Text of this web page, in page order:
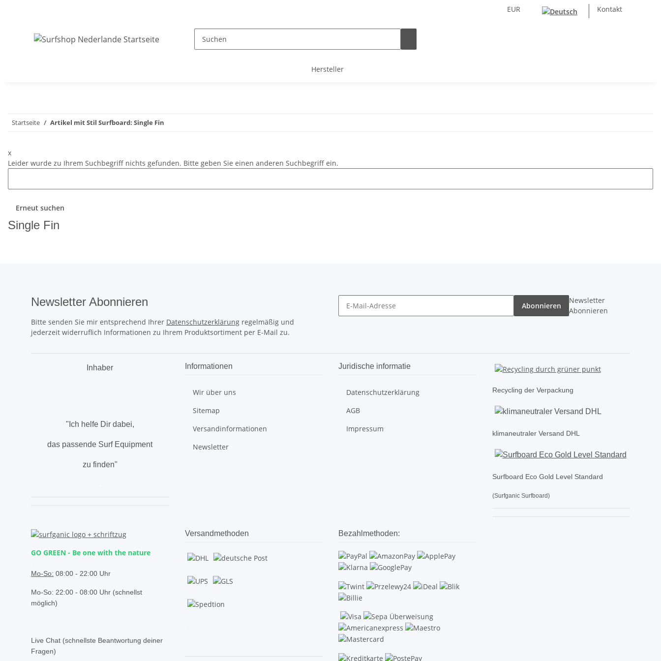
EUR Kontakt
Hersteller
Startseite Artikel mit Stil Surfboard: Single Fin
x
Leider wurde zu Ihrem Suchbegriff nichts gefunden. Bitte geben Sie einen anderen Suchbegriff ein.
Erneut suchen
Single Fin
Newsletter Abonnieren
Bitte senden Sie mir entsprechend Ihrer Datenschutzerklärung regelmäßig und
jederzeit widerruflich Informationen zu Ihrem Produktsortiment per E-Mail zu.
Abonnieren
Newsletter
Abonnieren
Inhaber
"Ich helfe Dir dabei,
das passende Surf Equipment
zu finden"
Informationen
Wir über uns
Sitemap
Versandinformationen
Newsletter
Juridische informatie
Datenschutzerklärung
AGB
Impressum
Recycling der Verpackung
klimaneutraler Versand DHL
Surfboard Eco Gold Level Standard
(Surfganic Surfboard)
GO GREEN - Be one with the nature
Mo-So: 08:00 - 22:00 Uhr
Mo-So: 22:00 - 08:00 Uhr (schnellst
möglich)
Live Chat (schnellste Beantwortung deiner
Fragen)
Versandmethoden Bezahlmethoden: